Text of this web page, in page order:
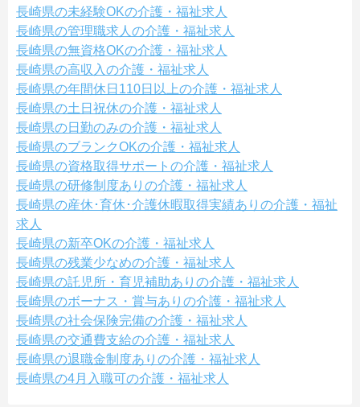
長崎県の未経験OKの介護・福祉求人
長崎県の管理職求人の介護・福祉求人
長崎県の無資格OKの介護・福祉求人
長崎県の高収入の介護・福祉求人
長崎県の年間休日110日以上の介護・福祉求人
長崎県の土日祝休の介護・福祉求人
長崎県の日勤のみの介護・福祉求人
長崎県のブランクOKの介護・福祉求人
長崎県の資格取得サポートの介護・福祉求人
長崎県の研修制度ありの介護・福祉求人
長崎県の産休･育休･介護休暇取得実績ありの介護・福祉
求人
長崎県の新卒OKの介護・福祉求人
長崎県の残業少なめの介護・福祉求人
長崎県の託児所・育児補助ありの介護・福祉求人
長崎県のボーナス・賞与ありの介護・福祉求人
長崎県の社会保険完備の介護・福祉求人
長崎県の交通費支給の介護・福祉求人
長崎県の退職金制度ありの介護・福祉求人
長崎県の4月入職可の介護・福祉求人